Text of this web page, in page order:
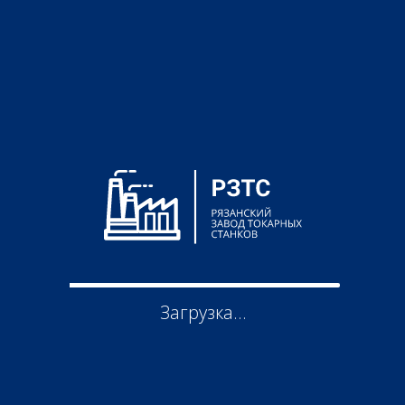
Архивная модель
Загрузка...